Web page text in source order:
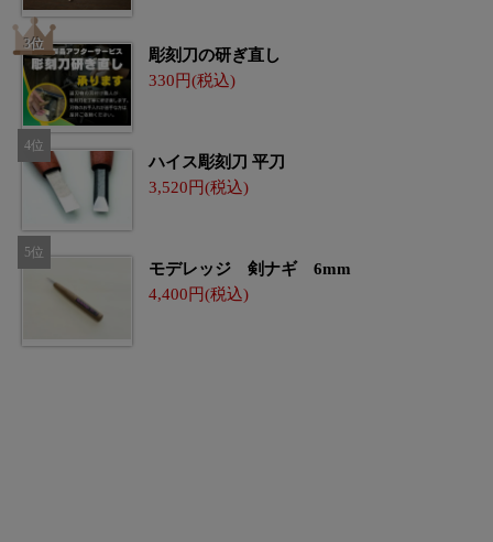
彫刻刀の研ぎ直し
330
ハイス彫刻刀 平刀
3,520
モデレッジ 剣ナギ 6mm
4,400